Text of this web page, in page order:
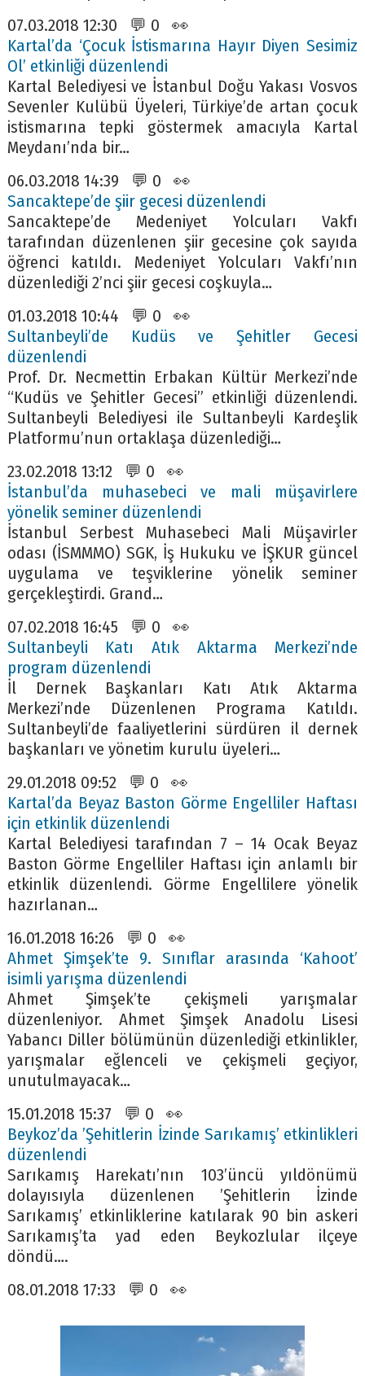
07.03.2018 12:30 💬 0 👀
Kartal’da ‘Çocuk İstismarına Hayır Diyen Sesimiz
Ol’ etkinliği düzenlendi
Kartal Belediyesi ve İstanbul Doğu Yakası Vosvos
Sevenler Kulübü Üyeleri, Türkiye’de artan çocuk
istismarına tepki göstermek amacıyla Kartal
Meydanı’nda bir…
06.03.2018 14:39 💬 0 👀
Sancaktepe’de şiir gecesi düzenlendi
Sancaktepe’de Medeniyet Yolcuları Vakfı
tarafından düzenlenen şiir gecesine çok sayıda
öğrenci katıldı. Medeniyet Yolcuları Vakfı’nın
düzenlediği 2’nci şiir gecesi coşkuyla…
01.03.2018 10:44 💬 0 👀
Sultanbeyli’de Kudüs ve Şehitler Gecesi
düzenlendi
Prof. Dr. Necmettin Erbakan Kültür Merkezi’nde
“Kudüs ve Şehitler Gecesi” etkinliği düzenlendi.
Sultanbeyli Belediyesi ile Sultanbeyli Kardeşlik
Platformu’nun ortaklaşa düzenlediği…
23.02.2018 13:12 💬 0 👀
İstanbul’da muhasebeci ve mali müşavirlere
yönelik seminer düzenlendi
İstanbul Serbest Muhasebeci Mali Müşavirler
odası (İSMMMO) SGK, İş Hukuku ve İŞKUR güncel
uygulama ve teşviklerine yönelik seminer
gerçekleştirdi. Grand…
07.02.2018 16:45 💬 0 👀
Sultanbeyli Katı Atık Aktarma Merkezi’nde
program düzenlendi
İl Dernek Başkanları Katı Atık Aktarma
Merkezi’nde Düzenlenen Programa Katıldı.
Sultanbeyli’de faaliyetlerini sürdüren il dernek
başkanları ve yönetim kurulu üyeleri…
29.01.2018 09:52 💬 0 👀
Kartal’da Beyaz Baston Görme Engelliler Haftası
için etkinlik düzenlendi
Kartal Belediyesi tarafından 7 – 14 Ocak Beyaz
Baston Görme Engelliler Haftası için anlamlı bir
etkinlik düzenlendi. Görme Engellilere yönelik
hazırlanan…
16.01.2018 16:26 💬 0 👀
Ahmet Şimşek’te 9. Sınıflar arasında ‘Kahoot’
isimli yarışma düzenlendi
Ahmet Şimşek’te çekişmeli yarışmalar
düzenleniyor. Ahmet Şimşek Anadolu Lisesi
Yabancı Diller bölümünün düzenlediği etkinlikler,
yarışmalar eğlenceli ve çekişmeli geçiyor,
unutulmayacak…
15.01.2018 15:37 💬 0 👀
Beykoz’da ’Şehitlerin İzinde Sarıkamış’ etkinlikleri
düzenlendi
Sarıkamış Harekatı’nın 103’üncü yıldönümü
dolayısıyla düzenlenen ’Şehitlerin İzinde
Sarıkamış’ etkinliklerine katılarak 90 bin askeri
Sarıkamış’ta yad eden Beykozlular ilçeye
döndü….
08.01.2018 17:33 💬 0 👀